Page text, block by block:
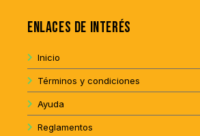
Enlaces de interés
Inicio
Términos y condiciones
Ayuda
Reglamentos